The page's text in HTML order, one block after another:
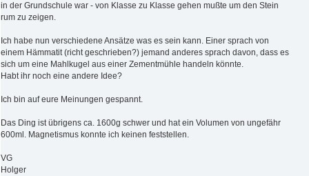
in der Grundschule war - von Klasse zu Klasse gehen mußte um den Stein
rum zu zeigen.
Ich habe nun verschiedene Ansätze was es sein kann. Einer sprach von
einem Hämmatit (richt geschrieben?) jemand anderes sprach davon, dass es
sich um eine Mahlkugel aus einer Zementmühle handeln könnte.
Habt ihr noch eine andere Idee?
Ich bin auf eure Meinungen gespannt.
Das Ding ist übrigens ca. 1600g schwer und hat ein Volumen von ungefähr
600ml. Magnetismus konnte ich keinen feststellen.
VG
Holger